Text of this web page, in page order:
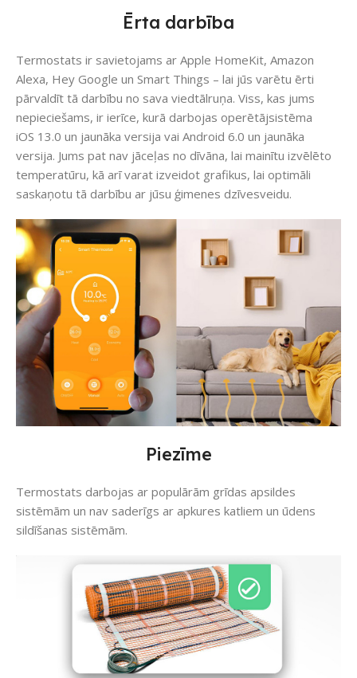
Ērta darbība
Termostats ir savietojams ar Apple HomeKit, Amazon
Alexa, Hey Google un Smart Things – lai jūs varētu ērti
pārvaldīt tā darbību no sava viedtālruņa. Viss, kas jums
nepieciešams, ir ierīce, kurā darbojas operētājsistēma
iOS 13.0 un jaunāka versija vai Android 6.0 un jaunāka
versija. Jums pat nav jāceļas no dīvāna, lai mainītu izvēlēto
temperatūru, kā arī varat izveidot grafikus, lai optimāli
saskaņotu tā darbību ar jūsu ģimenes dzīvesveidu.
Piezīme
Termostats darbojas ar populārām grīdas apsildes
sistēmām un nav saderīgs ar apkures katliem un ūdens
sildīšanas sistēmām.